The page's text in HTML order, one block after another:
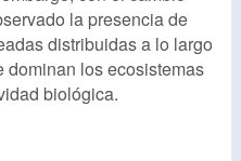
la presencia de
distribuidas a lo largo
dominan los ecosistemas
biológica.